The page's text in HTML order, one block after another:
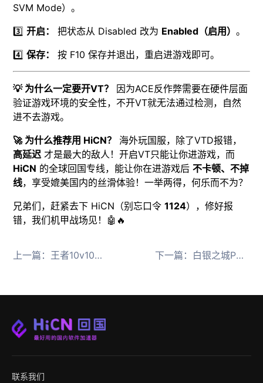
SVM Mode）。
3️⃣开启： 把状态从 Disabled 改为 Enabled（启用）。
4️⃣保存： 按 F10 保存并退出，重启进游戏即可。
💡 为什么一定要开VT？
因为ACE反作弊需要在硬件层面
验证游戏环境的安全性，不开VT就无法通过检测，自然
进不去游戏。
🚀 为什么推荐用 HiCN？
海外玩国服，除了VTD报错，
高延迟 才是最大的敌人！开启VT只能让你进游戏，而
HiCN 的全球回国专线，能让你在进游戏后不卡顿、不掉
线，享受媲美国内的丝滑体验！一举两得，何乐而不为？
兄弟们，赶紧去下 HiCN（别忘口令1124），修好报
错，我们机甲战场见！🤖🔥
上一篇： 王者10v10机甲降临！澳洲玩国服黑屏闪退解决办法 下一篇： 白银之城PC公测火爆开启，海外党畅玩全攻略！
联系我们